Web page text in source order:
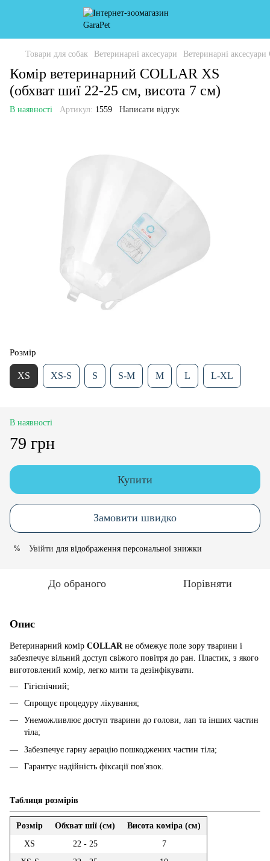
Товари для собак Ветеринарні аксесуари Ветеринарні
Комір ветеринарний COLLAR XS
(обхват шиї 22-25 см, висота 7 см)
В наявності Артикул: 1559 Написати відгук
Розмір
XS XS-S S S-M M L L-XL
В наявності
79 грн
Купити
Замовити швидко
% Увійти для відображення персональної знижки
До обраного Порівняти
Опис
Ветеринарний комір COLLAR не обмежує поле зору тварини і
забезпечує вільний доступ свіжого повітря до ран. Пластик, з якого
виготовлений комір, легко мити та дезінфікувати.
Гігієнічний;
Спрощує процедуру лікування;
Унеможливлює доступ тварини до голови, лап та інших частин
тіла;
Забезпечує гарну аерацію пошкоджених частин тіла;
Гарантує надійність фіксації пов'язок.
Таблиця розмірів
Розмір Обхват шії (см)
Висота коміра (см)
XS
22 - 25
7